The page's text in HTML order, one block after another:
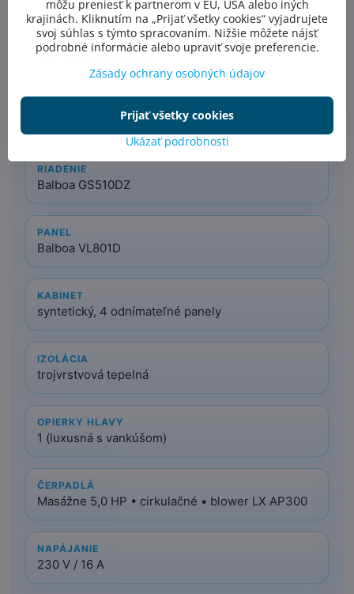
TERMOKRYT
Áno (5/4 pochôdzný)
RIADENIE
Balboa GS510DZ
PANEL
Balboa VL801D
KABINET
syntetický, 4 odnímateľné panely
IZOLÁCIA
trojvrstvová tepelná
OPIERKY HLAVY
1 (luxusná s vankúšom)
ČERPADLÁ
Masážne 5,0 HP • cirkulačné • blower LX AP300
NAPÁJANIE
230 V / 16 A
môžu preniesť k partnerom v EÚ, USA alebo iných
krajinách. Kliknutím na „Prijať všetky cookies“ vyjadrujete
svoj súhlas s týmto spracovaním. Nižšie môžete nájsť
podrobné informácie alebo upraviť svoje preferencie.
Zásady ochrany osobných údajov
Ukázať podrobnosti
Prijať všetky cookies